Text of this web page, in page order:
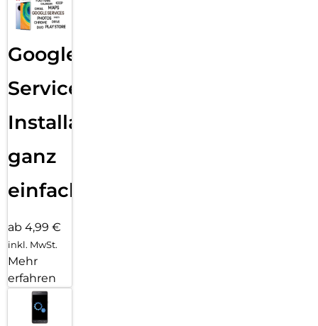
Google
Services
Installation
ganz
einfach
ab 4,99 €
inkl. MwSt.
Mehr
erfahren